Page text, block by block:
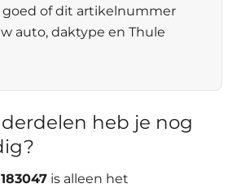
goed of dit artikelnummer
auto, daktype en Thule
heb je nog
is alleen het